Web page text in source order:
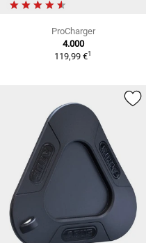
ProCharger
4.000
119,99 €1